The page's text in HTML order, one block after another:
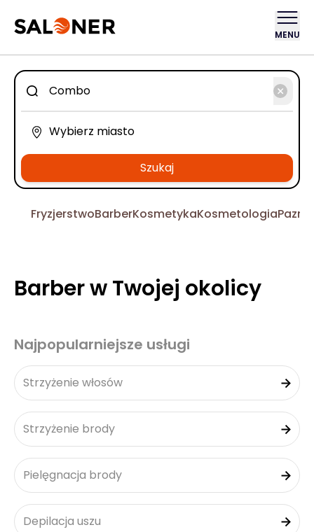
MENU
Szukaj
FryzjerstwoBarberKosmetykaKosmetologia
Barber w Twojej okolicy
Najpopularniejsze usługi
Strzyżenie włosów
Strzyżenie brody
Pielęgnacja brody
Depilacja uszu